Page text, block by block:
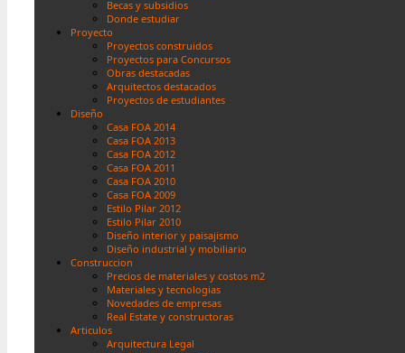
Becas y subsidios
Donde estudiar
Proyecto
Proyectos construidos
Proyectos para Concursos
Obras destacadas
Arquitectos destacados
Proyectos de estudiantes
Diseño
Casa FOA 2014
Casa FOA 2013
Casa FOA 2012
Casa FOA 2011
Casa FOA 2010
Casa FOA 2009
Estilo Pilar 2012
Estilo Pilar 2010
Diseño interior y paisajismo
Diseño industrial y mobiliario
Construccion
Precios de materiales y costos m2
Materiales y tecnologias
Novedades de empresas
Real Estate y constructoras
Articulos
Arquitectura Legal